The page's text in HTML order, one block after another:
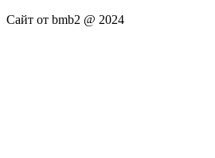
Сайт от bmb2 @ 2024